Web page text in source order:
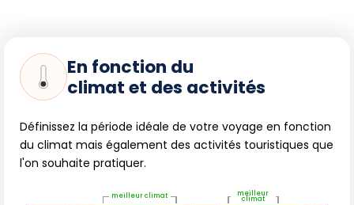
En fonction du
climat et des activités
Définissez la période idéale de votre voyage en fonction
du climat mais également des activités touristiques que
l'on souhaite pratiquer.
meilleur climat meilleur
climat